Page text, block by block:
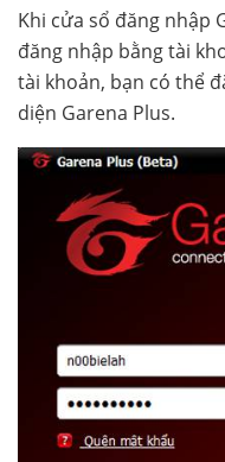
Khi cửa sổ đăng nhập
đăng nhập bằng tài
tài khoản, bạn có thể
diện Garena Plus.